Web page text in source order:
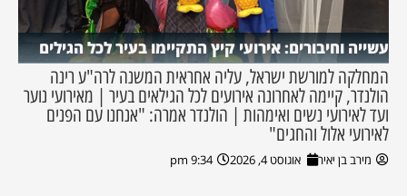
עשייה וחיבורים: אירועי קיץ התקיימו בעיר לכל הגילים
המחלקה למורשת ישראל, עליה אחראית המשנה לרה"ע רינה
הולנדר, קיימה לאחרונה אירועים לכל הגילאים בעיר | מאירועי נוער
ועד לאירועי נשים ואימהות | הולנדר אמרה: "אנחנו עם הפנים
לאירועי אלול והחגים"
מירב בן יאיר אוגוסט 4, 2026 9:34 pm